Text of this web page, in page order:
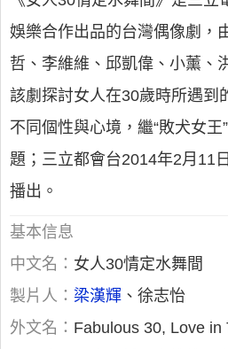
娛樂合作出品的台灣偶像劇，
哲、李維維、邱凱偉、小薰、
該劇探討女人在30歲時所遇到
不同個性與心境，繼“敗犬女
題；三立都會台2014年2月11
播出。
基本信息
中文名： 女人30情定水舞間
製片人： 梁漢輝 、徐志怡
外文名： Fabulous 30, Love in